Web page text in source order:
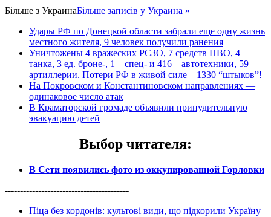
Більше з УкраинаБільше записів у Украина »
Удары РФ по Донецкой области забрали еще одну жизнь
местного жителя, 9 человек получили ранения
Уничтожены 4 вражеских РСЗО, 7 средств ПВО, 4
танка, 3 ед. броне-, 1 – спец- и 416 – автотехники, 59 –
артиллерии. Потери РФ в живой силе – 1330 “штыков”!
На Покровском и Константиновском направлениях —
одинаковое число атак
В Краматорской громаде объявили принудительную
эвакуацию детей
Выбор читателя:
В Сети появились фото из оккупированной Горловки
-----------------------------------------
Піца без кордонів: культові види, що підкорили Україну